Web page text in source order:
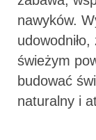
nawyków.
świeżym
budować
naturalny i